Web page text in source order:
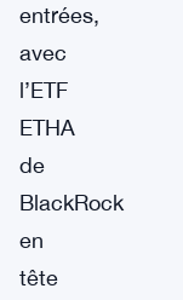
entrées,
avec
l’ETF
ETHA
de
BlackRock
en
tête